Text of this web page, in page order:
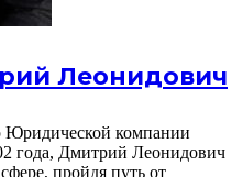
Леонидович
Юридической компании
года, Дмитрий Леонидович
пройдя путь от